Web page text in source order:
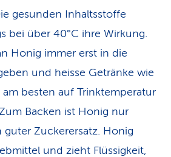
gesunden Inhaltsstoffe
bei über 40°C ihre Wirkung.
Honig immer erst in die
und heisse Getränke wie
besten auf Trinktemperatur
Backen ist Honig nur
guter Zuckerersatz. Honig
und zieht Flüssigkeit,